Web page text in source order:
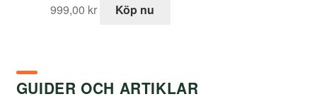
999,00 kr Köp nu
GUIDER OCH ARTIKLAR